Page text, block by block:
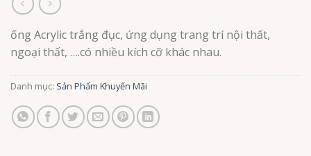
ống Acrylic trắng đục, ứng dụng trang trí nội thất,
ngoại thất, ….có nhiều kích cỡ khác nhau.
Danh mục: Sản Phẩm Khuyến Mãi